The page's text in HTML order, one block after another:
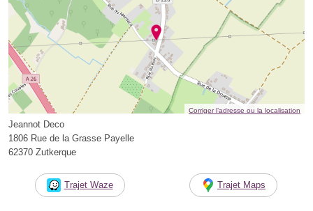
Corriger l’adresse ou la localisation
Jeannot Deco
1806 Rue de la Grasse Payelle
62370 Zutkerque
Trajet Waze Trajet Maps